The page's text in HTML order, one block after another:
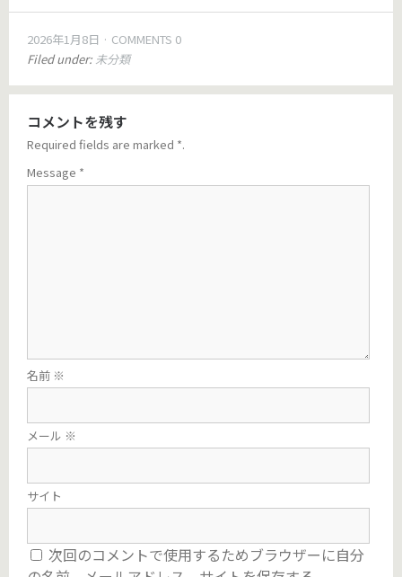
2026年1月8日
COMMENTS 0
Filed under: 未分類
コメントを残す
Required fields are marked *.
Message *
名前 ※
メール ※
サイト
次回のコメントで使用するためブラウザーに自分